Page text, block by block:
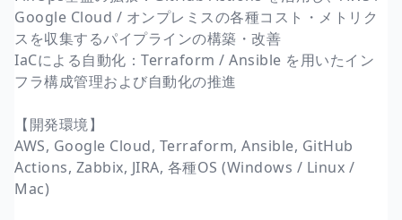
Google Cloud / オンプレミスの各種コスト・メトリク
スを収集するパイプラインの構築・改善
IaCによる自動化：Terraform / Ansible を用いたイン
フラ構成管理および自動化の推進
【開発環境】
AWS, Google Cloud, Terraform, Ansible, GitHub
Actions, Zabbix, JIRA, 各種OS (Windows / Linux /
Mac)